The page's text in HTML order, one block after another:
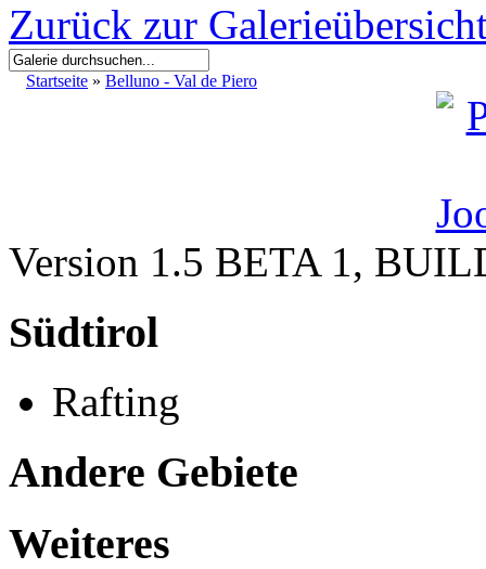
Zurück zur
Startseite » Belluno - Val de Piero
Version 1.5 BETA 1,
Südtirol
Rafting
Andere Gebiete
Weiteres